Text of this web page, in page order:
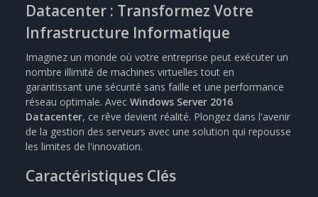
Datacenter : Transformez Votre
Infrastructure Informatique
Imaginez un monde où votre entreprise peut exécuter un
nombre illimité de machines virtuelles tout en
garantissant une sécurité sans faille et une performance
réseau optimale. Avec Windows Server 2016
Datacenter, ce rêve devient réalité. Plongez dans l'avenir
de la gestion des serveurs avec une solution qui repousse
les limites de l'innovation.
Caractéristiques Clés